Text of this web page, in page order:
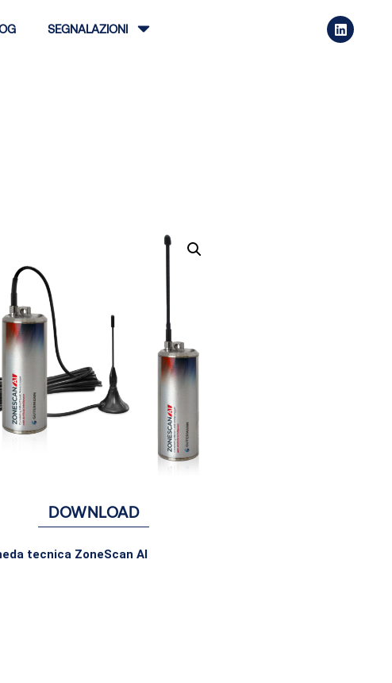
SEGNALAZIONI
DOWNLOAD
tecnica ZoneScan AI